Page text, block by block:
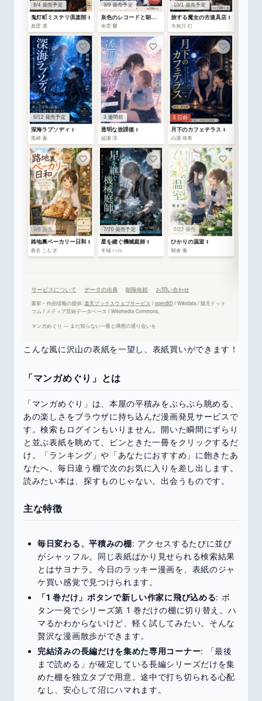
こんな風に沢山の表紙を一望し、表紙買いができます！
「マンガめぐり」とは
「マンガめぐり」は、本屋の平積みをぶらぶら眺める、
あの楽しさをブラウザに持ち込んだ漫画発見サービスで
す。検索もログインもいりません。開いた瞬間にずらり
と並ぶ表紙を眺めて、ピンときた一冊をクリックするだ
け。「ランキング」や「あなたにおすすめ」に飽きたあ
なたへ、毎日違う棚で次のお気に入りを差し出します。
読みたい本は、探すものじゃない。出会うものです。
主な特徴
毎日変わる、平積みの棚: アクセスするたびに並び
がシャッフル。同じ表紙ばかり見せられる検索結果
とはサヨナラ。今日のラッキー漫画を、表紙のジャ
ケ買い感覚で見つけられます。
「1 巻だけ」ボタンで新しい作家に飛び込める: ボ
タン一発でシリーズ第 1 巻だけの棚に切り替え。ハ
マるかわからないけど、軽く試してみたい。そんな
贅沢な漫画散歩ができます。
完結済みの長編だけを集めた専用コーナー: 「最後
まで読める」が確定している長編シリーズだけを集
めた棚を独立タブで用意。途中で打ち切られる心配
なし、安心して沼にハマれます。